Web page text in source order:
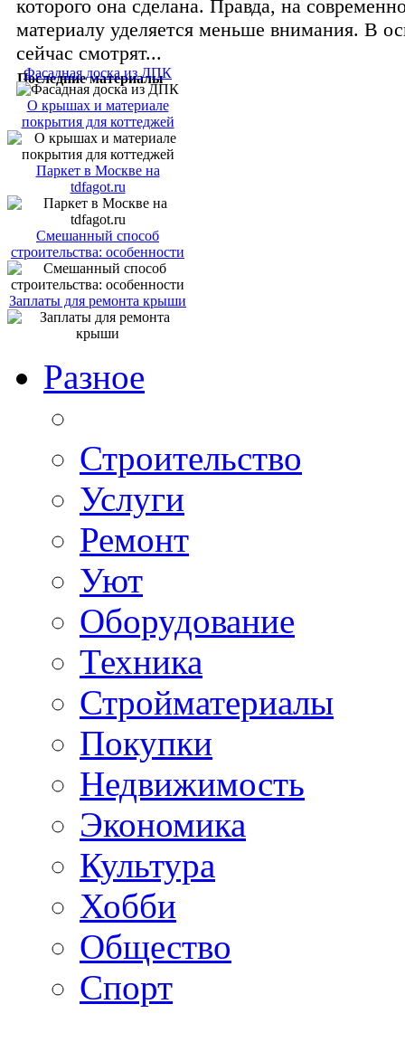
которого она сделана. Правда, на
материалу уделяется меньше внимания. В
сейчас смотрят...
Последние материалы
Фасадная доска из ДПК
О крышах и материале
покрытия для коттеджей
Паркет в Москве на
tdfagot.ru
Смешанный способ
строительства: особенности
Заплаты для ремонта крыши
Разное
Строительство
Услуги
Ремонт
Уют
Оборудование
Техника
Стройматериалы
Покупки
Недвижимость
Экономика
Культура
Хобби
Общество
Спорт